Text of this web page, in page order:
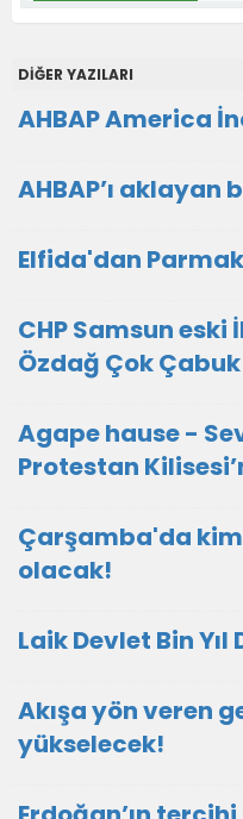
DİĞER YAZILARI
AHBAP America
AHBAP’ı aklayan
Elfida'dan
CHP Samsun eski
Özdağ Çok
Agape hause -
Protestan
Çarşamba'da kim
olacak!
Laik Devlet Bin Yıl
Akışa yön veren
yükselecek!